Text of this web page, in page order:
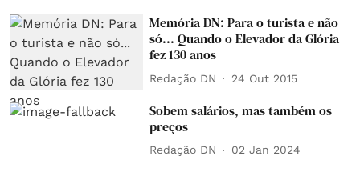
Memória DN: Para o turista e não
só... Quando o Elevador da Glória
fez 130 anos
Redação DN 24 Out 2015
Sobem salários, mas também os
preços
Redação DN 02 Jan 2024